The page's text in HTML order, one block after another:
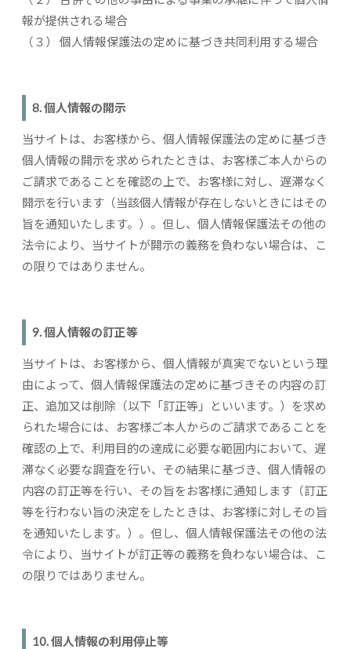
報が提供される場合
（３） 個人情報保護法の定めに基づき共同利用する場合
8. 個人情報の開示
当サイトは、お客様から、個人情報保護法の定めに基づき
個人情報の開示を求められたときは、お客様ご本人からの
ご請求であることを確認の上で、お客様に対し、遅滞なく
開示を行います（当該個人情報が存在しないときにはその
旨を通知いたします。）。但し、個人情報保護法その他の
法令により、当サイトが開示の義務を負わない場合は、こ
の限りではありません。
9. 個人情報の訂正等
当サイトは、お客様から、個人情報が真実でないという理
由によって、個人情報保護法の定めに基づきその内容の訂
正、追加又は削除（以下「訂正等」といいます。）を求め
られた場合には、お客様ご本人からのご請求であることを
確認の上で、利用目的の達成に必要な範囲内において、遅
滞なく必要な調査を行い、その結果に基づき、個人情報の
内容の訂正等を行い、その旨をお客様に通知します（訂正
等を行わない旨の決定をしたときは、お客様に対しその旨
を通知いたします。）。但し、個人情報保護法その他の法
令により、当サイトが訂正等の義務を負わない場合は、こ
の限りではありません。
10. 個人情報の利用停止等